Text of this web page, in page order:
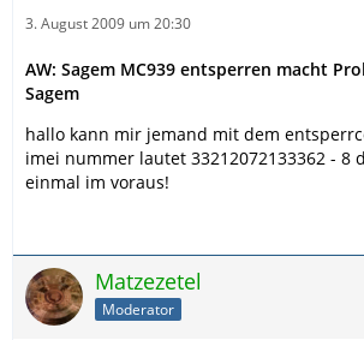
3. August 2009 um 20:30
AW: Sagem MC939 entsperren macht
Sagem
hallo kann mir jemand mit dem
imei nummer lautet 33212072133362 - 8
einmal im voraus!
Matzezetel
Moderator